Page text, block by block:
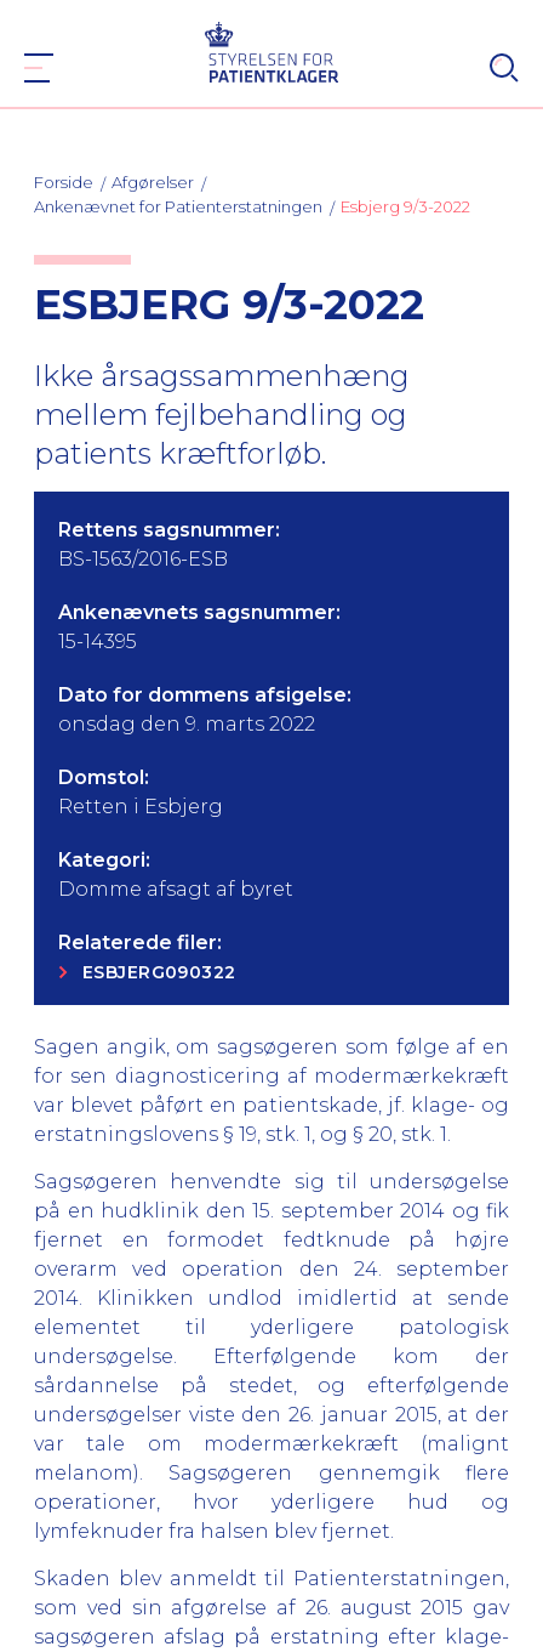
Forside
Afgørelser
Ankenævnet for Patienterstatningen
Esbjerg 9/3-2022
ESBJERG 9/3-2022
Ikke årsagssammenhæng
mellem fejlbehandling og
patients kræftforløb.
Rettens sagsnummer:
BS-1563/2016-ESB
Ankenævnets sagsnummer:
15-14395
Dato for dommens afsigelse:
onsdag den 9. marts 2022
Domstol:
Retten i Esbjerg
Kategori:
Domme afsagt af byret
Relaterede filer:
ESBJERG090322
Sagen angik, om sagsøgeren som følge af en
for sen diagnosticering af modermærkekræft
var blevet påført en patientskade, jf. klage- og
erstatningslovens § 19, stk. 1, og § 20, stk. 1.
Sagsøgeren henvendte sig til undersøgelse
på en hudklinik den 15. september 2014 og fik
fjernet en formodet fedtknude på højre
overarm ved operation den 24. september
2014. Klinikken undlod imidlertid at sende
elementet til yderligere patologisk
undersøgelse. Efterfølgende kom der
sårdannelse på stedet, og efterfølgende
undersøgelser viste den 26. januar 2015, at der
var tale om modermærkekræft (malignt
melanom). Sagsøgeren gennemgik flere
operationer, hvor yderligere hud og
lymfeknuder fra halsen blev fjernet.
Skaden blev anmeldt til Patienterstatningen,
som ved sin afgørelse af 26. august 2015 gav
sagsøgeren afslag på erstatning efter klage-